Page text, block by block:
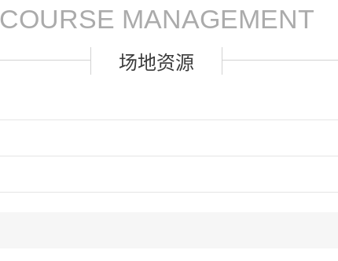
COURSE MANAGEMENT
场地资源